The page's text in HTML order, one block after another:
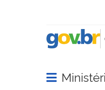
Abrir menu